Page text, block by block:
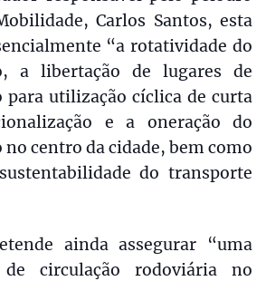
Carlos Santos, esta
“a rotatividade do
a libertação de lugares de
para utilização cíclica de curta
e a oneração do
centro da cidade, bem como
do transporte
ainda assegurar “uma
circulação rodoviária no